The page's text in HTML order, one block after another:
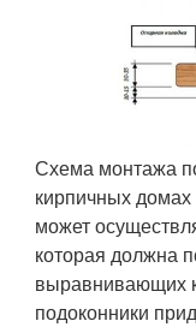
Схема монтажа
кирпичных
может
которая должна
выравнивающих
подоконники